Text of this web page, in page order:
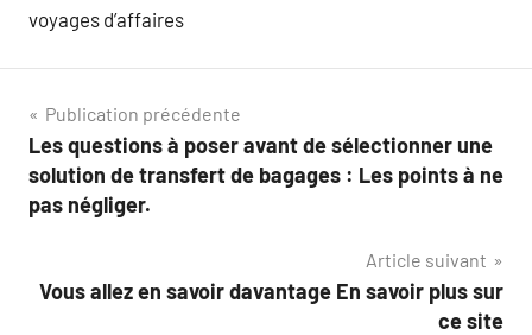
voyages d’affaires
Navigation
de
l’article
Publication précédente
Les questions à poser avant de sélectionner une
solution de transfert de bagages : Les points à ne
pas négliger.
Article suivant
Vous allez en savoir davantage En savoir plus sur
ce site